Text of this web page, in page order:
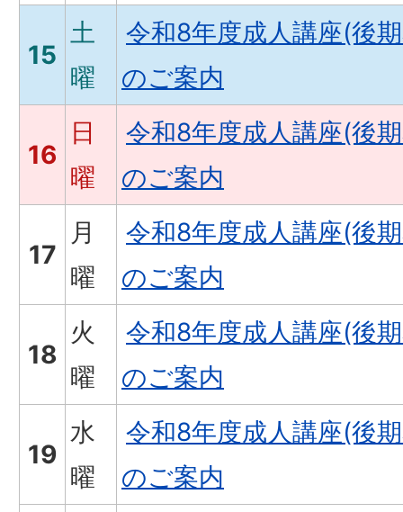
15
土
曜
令和8年度成人講座(後
のご案内
16
日
曜
令和8年度成人講座(後
のご案内
17
月
曜
令和8年度成人講座(後
のご案内
18
火
曜
令和8年度成人講座(後
のご案内
19
水
曜
令和8年度成人講座(後
のご案内